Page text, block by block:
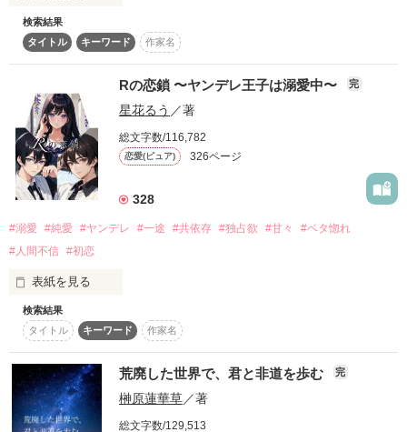
※んなもんマニュアルにございません※
作中にて未成年の飲酒・喫煙のシーンがありますが、法律上で
は禁止されています。
過去に作っていた未公開作品です
拙い文章、誤字等訂正しながら更新中
急展開も多数ありますのでご注意を…
作品を読む
光を求めるほど、影は深くなっていく――。
※少し過激な表現やクズ描写があるので苦手な方はご注意くだ
さい
死にものぐるいで迷い込んだ先が、
どうにも危なっかしい場所だったとしたら。
「はいぃっ……！」
たまたまそこにいたのは、
闇をも統べるドーモーな獅子だったとしたら。
「ねぇ、俺だけを見て」
そう言って彼は、私を虜にする。
私はきっと
2019/05/09〜表紙公開
2020/04/15〜公開
2023/07/03〜完結＆おまけ追加
検索結果
タイトル
キーワード 作家名
Rの恋鎖 〜ヤンデレ王子は溺愛中〜 完
星花るう ／著
総文字数/116,782
恋愛(ピュア) 326ページ
328
#溺愛 #純愛 #ヤンデレ #一途 #共依存 #独占欲 #甘々
#ベタ惚れ
#人間不信 #初恋
表紙を見る
🆕 キャラデザを公開＆表紙を新しくしました！❤️‍🔥
私は誰かと付き合うなんて出来ない
だって、どうせ捨てるでしょ？
検索結果
タイトル
キーワード 作家名
荒廃した世界で、君と非道を歩む 完
榊原蓮華草／著
総文字数/129,513